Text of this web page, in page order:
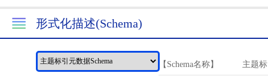
形式化描述(Schema)
【Schema名称】 主题